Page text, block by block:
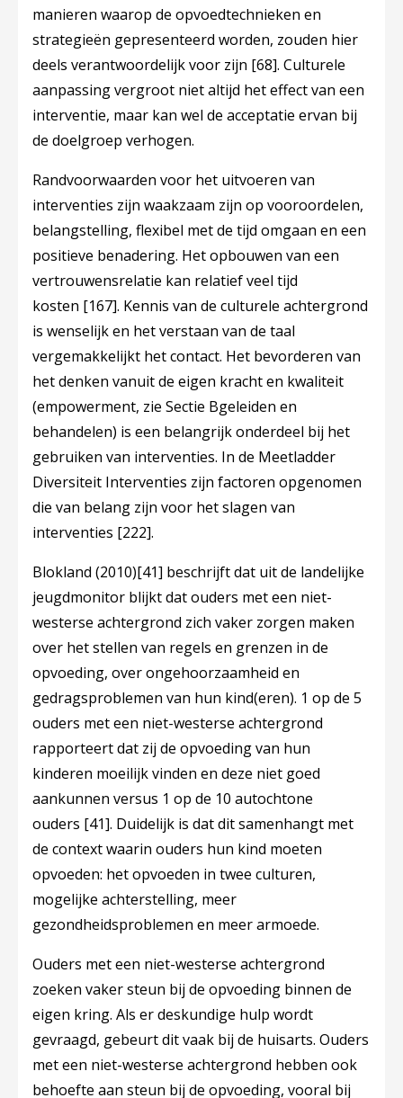
manieren waarop de opvoedtechnieken en
strategieën gepresenteerd worden, zouden hier
deels verantwoordelijk voor zijn [68]. Culturele
aanpassing vergroot niet altijd het effect van een
interventie, maar kan wel de acceptatie ervan bij
de doelgroep verhogen.
Randvoorwaarden voor het uitvoeren van
interventies zijn waakzaam zijn op vooroordelen,
belangstelling, flexibel met de tijd omgaan en een
positieve benadering. Het opbouwen van een
vertrouwensrelatie kan relatief veel tijd
kosten [167]. Kennis van de culturele achtergrond
is wenselijk en het verstaan van de taal
vergemakkelijkt het contact. Het bevorderen van
het denken vanuit de eigen kracht en kwaliteit
(empowerment, zie Sectie Bgeleiden en
behandelen) is een belangrijk onderdeel bij het
gebruiken van interventies. In de Meetladder
Diversiteit Interventies zijn factoren opgenomen
die van belang zijn voor het slagen van
interventies [222].
Blokland (2010)[41] beschrijft dat uit de landelijke
jeugdmonitor blijkt dat ouders met een niet-
westerse achtergrond zich vaker zorgen maken
over het stellen van regels en grenzen in de
opvoeding, over ongehoorzaamheid en
gedragsproblemen van hun kind(eren). 1 op de 5
ouders met een niet-westerse achtergrond
rapporteert dat zij de opvoeding van hun
kinderen moeilijk vinden en deze niet goed
aankunnen versus 1 op de 10 autochtone
ouders [41]. Duidelijk is dat dit samenhangt met
de context waarin ouders hun kind moeten
opvoeden: het opvoeden in twee culturen,
mogelijke achterstelling, meer
gezondheidsproblemen en meer armoede.
Ouders met een niet-westerse achtergrond
zoeken vaker steun bij de opvoeding binnen de
eigen kring. Als er deskundige hulp wordt
gevraagd, gebeurt dit vaak bij de huisarts. Ouders
met een niet-westerse achtergrond hebben ook
behoefte aan steun bij de opvoeding, vooral bij